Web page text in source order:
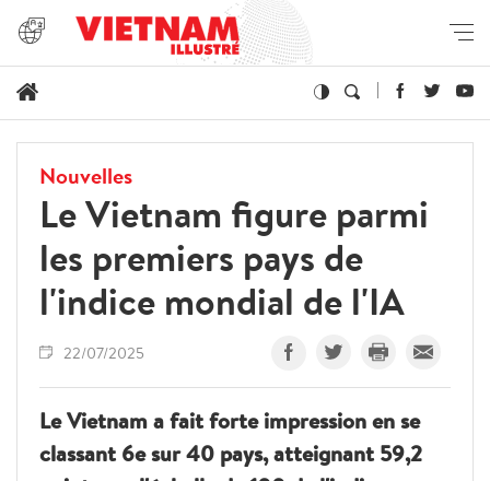
Nouvelles
Le Vietnam figure parmi
les premiers pays de
l'indice mondial de l'IA
22/07/2025
Le Vietnam a fait forte impression en se
classant 6e sur 40 pays, atteignant 59,2